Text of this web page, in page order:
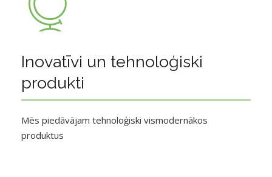
Inovatīvi un tehnoloģiski
produkti
Mēs piedāvājam tehnoloģiski vismodernākos
produktus